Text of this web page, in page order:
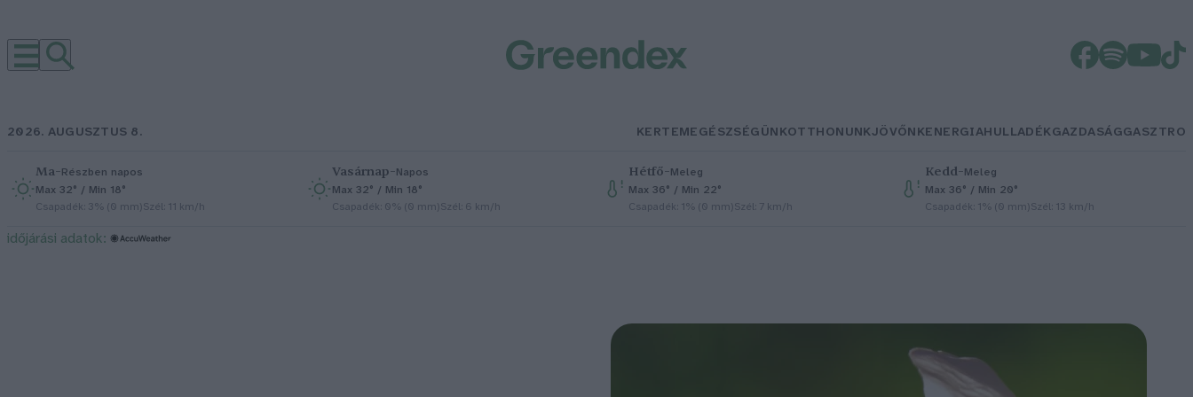
2026. AUGUSZTUS 8. KERTEMEGÉSZSÉGÜNKOTTHONUNKJÖVŐNKENERGIAHULLADÉKGAZDASÁGGASZTRO
Ma–Részben napos
Max 32° / Min 18°
Csapadék: 3% (0 mm)Szél: 11 km/h
Vasárnap–Napos
Max 32° / Min 18°
Csapadék: 0% (0 mm)Szél: 6 km/h
Hétfő–Meleg
Max 36° / Min 22°
Csapadék: 1% (0 mm)Szél: 7 km/h
Kedd–Meleg
Max 36° / Min 20°
Csapadék: 1% (0 mm)Szél: 13 km/h
időjárási adatok: